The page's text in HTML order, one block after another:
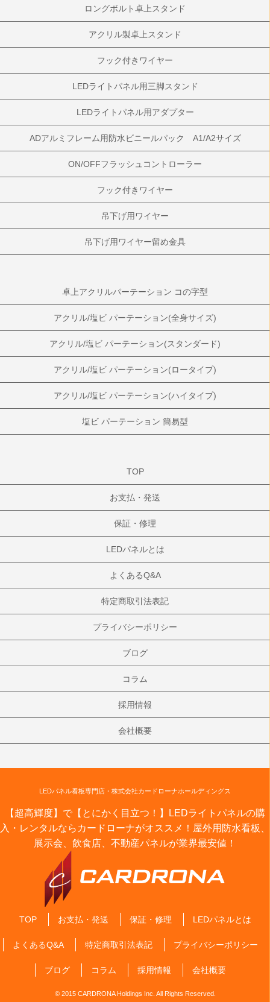
ロングボルト卓上スタンド
アクリル製卓上スタンド
フック付きワイヤー
LEDライトパネル用三脚スタンド
LEDライトパネル用アダプター
ADアルミフレーム用防水ビニールパック A1/A2サイズ
ON/OFFフラッシュコントローラー
フック付きワイヤー
吊下げ用ワイヤー
吊下げ用ワイヤー留め金具
卓上アクリルパーテーション コの字型
アクリル/塩ビ パーテーション(全身サイズ)
アクリル/塩ビ パーテーション(スタンダード)
アクリル/塩ビ パーテーション(ロータイプ)
アクリル/塩ビ パーテーション(ハイタイプ)
塩ビ パーテーション 簡易型
TOP
お支払・発送
保証・修理
LEDパネルとは
よくあるQ&A
特定商取引法表記
プライバシーポリシー
ブログ
コラム
採用情報
会社概要
LEDパネル看板専門店・株式会社カードローナホールディングス
【超高輝度】で【とにかく目立つ！】LEDライトパネルの購
入・レンタルならカードローナがオススメ！屋外用防水看板、
展示会、飲食店、不動産パネルが業界最安値！
TOP お支払・発送 保証・修理 LEDパネルとは
よくあるQ&A 特定商取引法表記 プライバシーポリシー
ブログ コラム 採用情報 会社概要
© 2015 CARDRONA Holdings Inc. All Rights Reserved.